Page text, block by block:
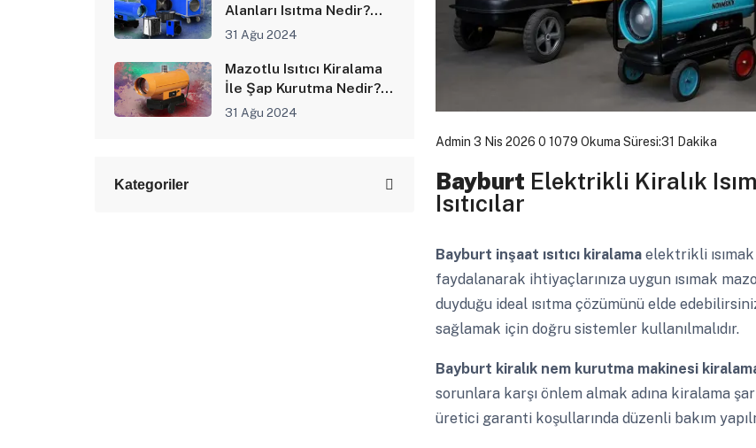
Alanları Isıtma Nedir?
Nerelerde Kullanılır?
31 Ağu 2024
Mazotlu Isıtıcı Kiralama
İle Şap Kurutma Nedir?
Nerelerde Kullanılır?
31 Ağu 2024
Kategoriler
Admin 3 Nis 2026 0 1079 Okuma Süresi:31 Dakika
Bayburt Elektrikli Kiralık
Isıtıcılar
Bayburt inşaat ısıtıcı kiralama elektrikli
faydalanarak ihtiyaçlarınıza uygun ısımak
duyduğu ideal ısıtma çözümünü elde
sağlamak için doğru sistemler kullanılmalıdır.
Bayburt kiralık nem kurutma makinesi
sorunlara karşı önlem almak adına kiralama
üretici garanti koşullarında düzenli bakım